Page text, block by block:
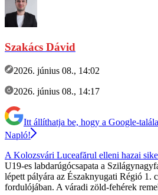
Szakács Dávid
2026. június 08., 14:02
2026. június 08., 14:17
Itt állíthatja be, hogy a Google-
Napló!
A Kolozsvári Luceafărul elleni hazai
U19-es labdarúgócsapata a
lépett pályára az Északnyugati Régió 1.
fordulójában. A váradi zöld-fehérek